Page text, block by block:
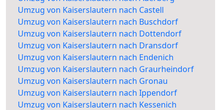
Umzug von Kaiserslautern nach Castell
Umzug von Kaiserslautern nach Buschdorf
Umzug von Kaiserslautern nach Dottendorf
Umzug von Kaiserslautern nach Dransdorf
Umzug von Kaiserslautern nach Endenich
Umzug von Kaiserslautern nach Graurheindorf
Umzug von Kaiserslautern nach Gronau
Umzug von Kaiserslautern nach Ippendorf
Umzug von Kaiserslautern nach Kessenich